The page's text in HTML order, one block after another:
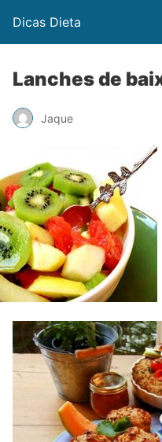
Dicas Dieta
Lanches de
Jaque